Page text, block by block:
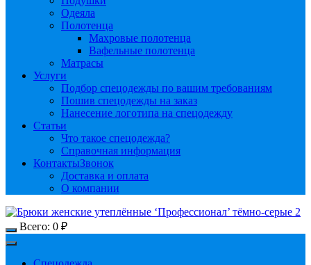
Одеяла
Полотенца
Махровые полотенца
Вафельные полотенца
Матрасы
Услуги
Подбор спецодежды по вашим требованиям
Пошив спецодежды на заказ
Нанесение логотипа на спецодежду
Статьи
Что такое спецодежда?
Справочная информация
КонтактыЗвонок
Доставка и оплата
О компании
Всего: 0 ₽